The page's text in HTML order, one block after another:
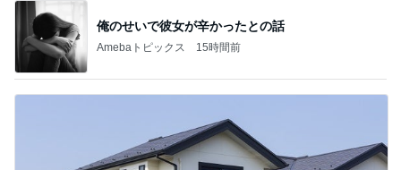
俺のせいで彼女が辛かったとの話
Amebaトピックス 15時間前